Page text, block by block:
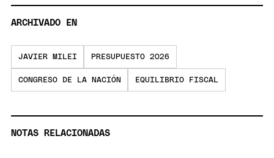
ARCHIVADO EN
JAVIER MILEI PRESUPUESTO 2026
CONGRESO DE LA NACIÓN EQUILIBRIO FISCAL
NOTAS RELACIONADAS